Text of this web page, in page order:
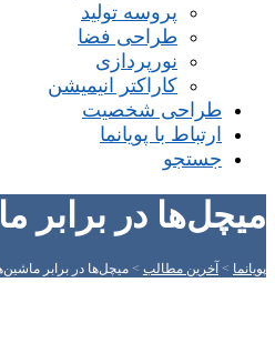
پروسه تولید
طراحی فضا
نورپردازی
کاراکتر انیمیشن
طراحی شخصیت
ارتباط با پویانما
جستجو
میچل‌ها در برابر
پویانما > آخرین مطالب > میچل‌ها در برابر